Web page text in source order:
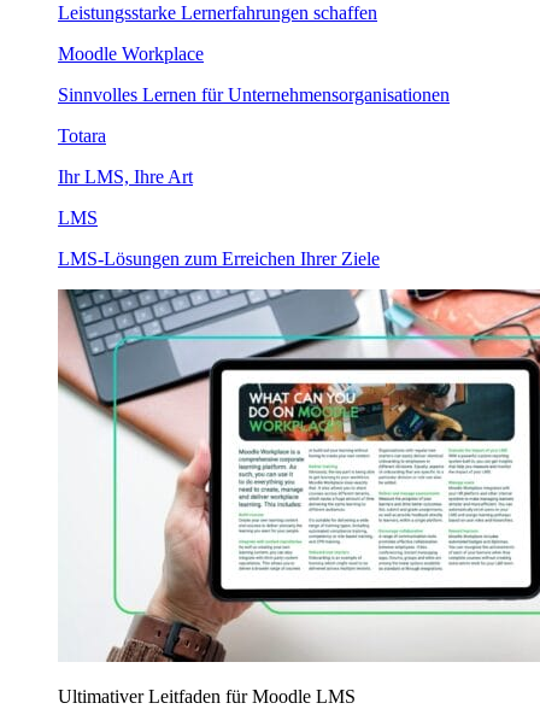
Leistungsstarke Lernerfahrungen schaffen
Moodle Workplace
Sinnvolles Lernen für Unternehmensorganisationen
Totara
Ihr LMS, Ihre Art
LMS
LMS-Lösungen zum Erreichen Ihrer Ziele
Ultimativer Leitfaden für Moodle LMS